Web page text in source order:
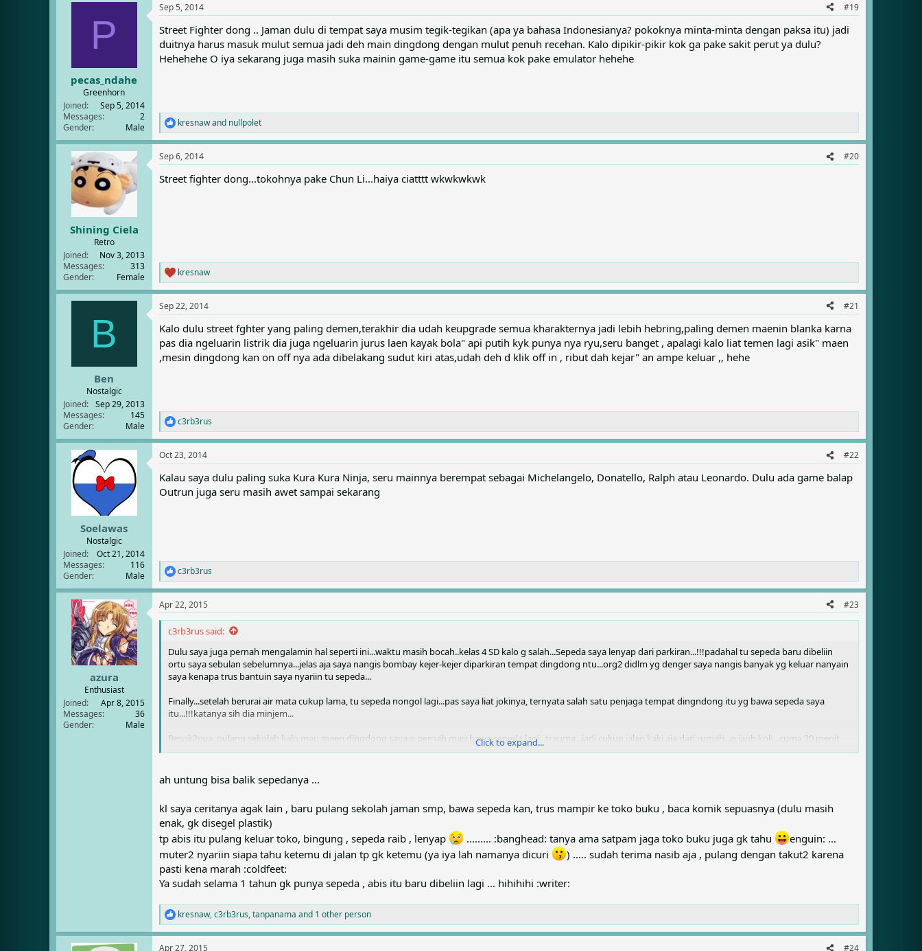
c
i
o
n
s
P
pecas_ndahe
Greenhorn
Joined
Sep 5, 2014
Messages
2
Gender
Male
Sep 5, 2014 #19
Street Fighter dong .. Jaman dulu di tempat saya musim tegik-tegikan (apa ya bahasa Indonesianya? pokoknya minta-minta dengan paksa itu) jadi
duitnya harus masuk mulut semua jadi deh main dingdong dengan mulut penuh recehan. Kalo dipikir-pikir kok ga pake sakit perut ya dulu?
Hehehehe O iya sekarang juga masih suka mainin game-game itu semua kok pake emulator hehehe
R
e
c
i
kresnawand nullpolet
Shining Ciela
Retro
Joined
Nov 3, 2013
Messages
313
Gender
Female
Sep 6, 2014 #20
Street fighter dong...tokohnya pake Chun Li...haiya ciatttt wkwkwkwk
R
e
c
i
o
n
s
kresnaw
B
Ben
Nostalgic
Joined
Sep 29, 2013
Messages
145
Gender
Male
Sep 22, 2014 #21
Kalo dulu street fghter yang paling demen,terakhir dia udah keupgrade semua kharakternya jadi lebih hebring,paling demen maenin blanka karna
pas dia ngeluarin listrik dia juga ngeluarin jurus laen kayak bola" api putih kyk punya nya ryu,seru banget , apalagi kalo liat temen lagi asik" maen
,mesin dingdong kan on off nya ada dibelakang sudut kiri atas,udah deh d klik off in , ribut dah kejar" an ampe keluar ,, hehe
R
e
c
i
o
c3rb3rus
Soelawas
Nostalgic
Joined
Oct 21, 2014
Messages
116
Gender
Male
Oct 23, 2014 #22
Kalau saya dulu paling suka Kura Kura Ninja, seru mainnya berempat sebagai Michelangelo, Donatello, Ralph atau Leonardo. Dulu ada game balap
Outrun juga seru masih awet sampai sekarang
R
e
c
t
c3rb3rus
azura
Enthusiast
Joined
Apr 8, 2015
Messages
36
Gender
Male
Apr 22, 2015 #23
c3rb3rus said:
Dulu saya juga pernah mengalamin hal seperti ini...waktu masih bocah..kelas 4 SD kalo g salah...Sepeda saya lenyap dari parkiran...!!!padahal tu sepeda baru dibeliin
ortu saya sebulan sebelumnya...jelas aja saya nangis bombay kejer-kejer diparkiran tempat dingdong ntu...org2 didlm yg denger saya nangis banyak yg keluar nanyain
saya kenapa trus bantuin saya nyariin tu sepeda...
Finally...setelah berurai air mata cukup lama, tu sepeda nongol lagi...pas saya liat jokinya, ternyata salah satu penjaga tempat dingndong itu yg bawa sepeda saya
itu...!!!katanya sih dia minjem...
Besok2nya, pulang sekolah kalo mau maen dingdong saya g pernah mau bawa sepeda lagi...trauma...jadi cukup jalan kaki aja dari rumah...g jauh kok...cuma 20 menit
jalan kaki...!!!
Ahhhhh...kenangan yg indah...
Click to expand...
ah untung bisa balik sepedanya ...
kl saya ceritanya agak lain , baru pulang sekolah jaman smp, bawa sepeda kan, trus mampir ke toko buku , baca komik sepuasnya (dulu masih
enak, gk disegel plastik)
tp abis itu pulang keluar toko, bingung , sepeda raib , lenyap
......... :banghead: tanya ama satpam jaga toko buku juga gk tahu
enguin: ...
muter2 nyariin siapa tahu ketemu di jalan tp gk ketemu (ya iya lah namanya dicuri
) ..... sudah terima nasib aja , pulang dengan takut2 karena
pasti kena marah :coldfeet:
Ya sudah selama 1 tahun gk punya sepeda , abis itu baru dibeliin lagi ... hihihihi :writer:
R
e
kresnaw,c3rb3rus,tanpanama and 1 other person
Apr 27, 2015 #24